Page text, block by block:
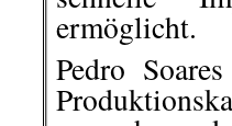
ermöglicht.
Pedro